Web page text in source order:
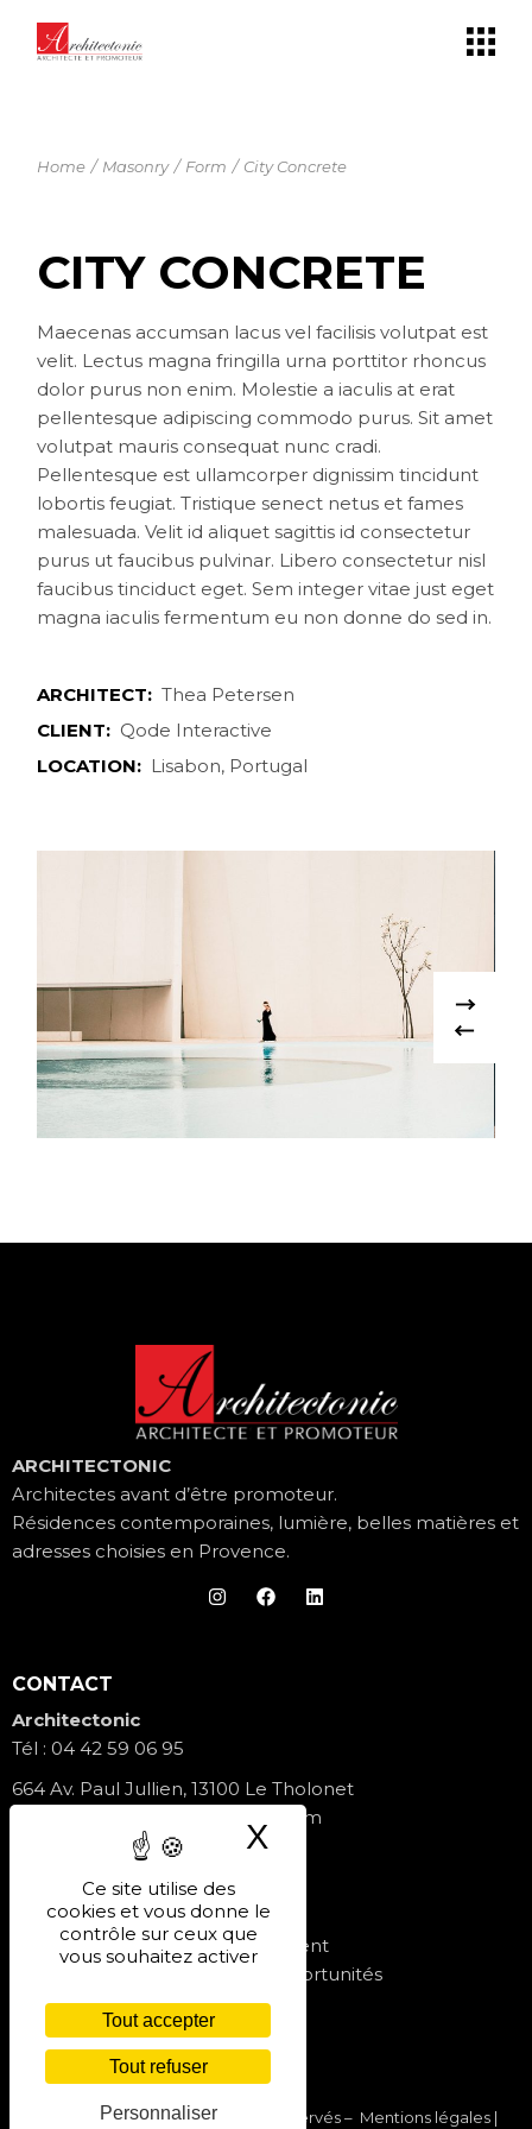
Ce site utilise des
cookies et vous donne le
contrôle sur ceux que
vous souhaitez activer
Tout accepter
Tout refuser
Personnaliser
X Masquer le
Home Masonry Form City Concrete
CITY CONCRETE
Maecenas accumsan lacus vel facilisis volutpat est
velit. Lectus magna fringilla urna porttitor rhoncus
dolor purus non enim. Molestie a iaculis at erat
pellentesque adipiscing commodo purus. Sit amet
volutpat mauris consequat nunc cradi.
Pellentesque est ullamcorper dignissim tincidunt
lobortis feugiat. Tristique senect netus et fames
malesuada. Velit id aliquet sagittis id consectetur
purus ut faucibus pulvinar. Libero consectetur nisl
faucibus tinciduct eget. Sem integer vitae just eget
magna iaculis fermentum eu non donne do sed in.
ARCHITECT: Thea Petersen
CLIENT: Qode Interactive
LOCATION: Lisabon, Portugal
ARCHITECTONIC
Architectes avant d’être promoteur.
Résidences contemporaines, lumière, belles matières et
adresses choisies en Provence.
CONTACT
Architectonic
Tél : 04 42 59 06 95
664 Av. Paul Jullien, 13100 Le Tholonet
contact@architectonicfrance.com
PROGRAMMES
Les Jardins de Gilly – Lancement
Villa Baccara – Dernières opportunités
Nos réalisations
Architectonic – Tous droits réservés – Mentions légales |